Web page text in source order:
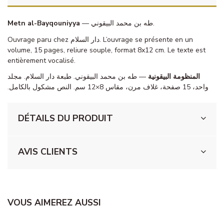
Metn al-Bayqouniyya
— طه بن محمد البيقوني.
Ouvrage paru chez دار السلام. L’ouvrage se présente en un
volume, 15 pages, reliure souple, format 8x12 cm. Le texte est
entièrement vocalisé.
المنظومة البيقونية — طه بن محمد البيقوني. طبعة دار السلام. مجلد
واحد، 15 صفحة، غلاف مرن، مقاس 8×12 سم. النص مشكول بالكامل.
DÉTAILS DU PRODUIT
AVIS CLIENTS
VOUS AIMEREZ AUSSI